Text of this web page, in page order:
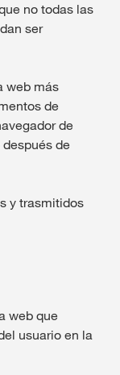
no todas las
ser
web más
de
de
de
y trasmitidos
web que
usuario en la